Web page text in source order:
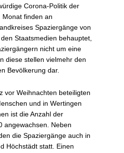
Corona-Politik der
Monat finden an
Spaziergänge von
Staatsmedien behauptet,
nicht um eine
diese stellen vielmehr den
Bevölkerung dar.
vor Weihnachten beteiligten
und in Wertingen
ist die Anzahl der
angewachsen. Neben
die Spaziergänge auch in
Höchstädt statt. Einen